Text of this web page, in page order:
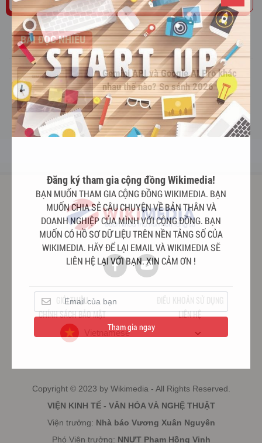
BÀI ĐỌC NHIỀU
Gemini API và Google AI Pro khác
nhau thế nào? So sánh 2026
GIỚI THIỆU
CHÍNH SÁCH BẢO MẬT
LIÊN HỆ
Vietnamese
Copyright © 2023 by Wikimedia - All Rights Reserved.
VIỆN KINH TẾ - VĂN HÓA VÀ NGHỆ THUẬT
Viện trưởng: Nhà báo Vương Xuân Nguyên
Phó Viện trưởng: NNƯT Phạm Hồng Vinh
Đăng ký tham gia cộng đồng Wikimedia!
BẠN MUỐN THAM GIA CỘNG ĐỒNG WIKIMEDIA. BẠN
MUỐN CHIA SẺ CÂU CHUYỆN VỀ BẢN THÂN VÀ
DOANH NGHIỆP CỦA MÌNH VỚI CỘNG ĐỒNG. BẠN
MUỐN CÓ HỒ SƠ DỮ LIỆU TRÊN NỀN TẢNG SỐ CỦA
WIKIMEDIA. HÃY ĐỂ LẠI EMAIL VÀ WIKIMEDIA SẼ
LIÊN HỆ LẠI VỚI BẠN. XIN CẢM ƠN !
Tham gia ngay